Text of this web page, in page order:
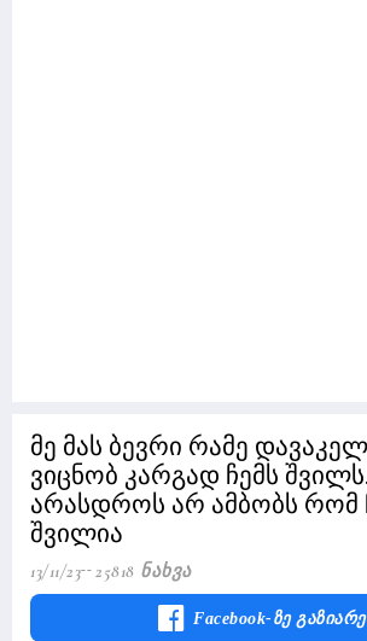
მე მას ბევრი რამე
ვიცნობ კარგად ჩემს
არასდროს არ ამბობს რომ
შვილია
13/11/23 25818 Ნახვა
Facebook-Ზე